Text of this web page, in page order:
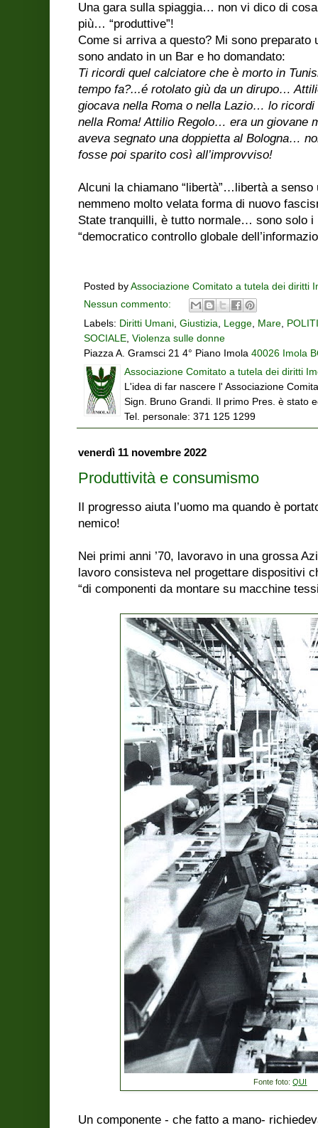
Una gara sulla spiaggia… non vi dico di
più… “produttive”!
Come si arriva a questo? Mi sono preparato
sono andato in un Bar e ho domandato:
Ti ricordi quel calciatore che è morto in
tempo fa?...é rotolato giù da un dirupo…
giocava nella Roma o nella Lazio… lo
nella Roma! Attilio Regolo… era un giovane
aveva segnato una doppietta al Bologna…
fosse poi sparito così all’improvviso!
Alcuni la chiamano “libertà”…libertà a
nemmeno molto velata forma di nuovo
State tranquilli, è tutto normale… sono solo
“democratico controllo globale
Posted by Associazione Comitato a tutela dei diritti
Nessun commento:
Labels: Diritti Umani Giustizia Legge Mare
SOCIALE Violenza sulle donne
Piazza A. Gramsci 21 4° Piano Imola 40026 Imola
Associazione Comitato a tutela dei diritti
L'idea di far nascere l' Associazione
Sign. Bruno Grandi. Il primo Pres. è stato
Tel. personale: 371 125 1299
venerdì 11 novembre 2022
Produttività e consumismo
Il progresso aiuta l’uomo ma quando è
nemico!
Nei primi anni ’70, lavoravo in una grossa
lavoro consisteva nel progettare dispositivi
“di componenti da montare su macchine
Fonte foto:QUI
Un componente - che fatto a mano-